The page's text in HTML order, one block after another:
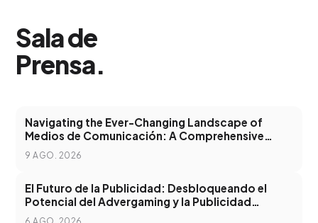
Sala de
Prensa.
Navigating the Ever-Changing Landscape of
Medios de Comunicación: A Comprehensive
Guide
9 AGO. 2026
El Futuro de la Publicidad: Desbloqueando el
Potencial del Advergaming y la Publicidad
Programática